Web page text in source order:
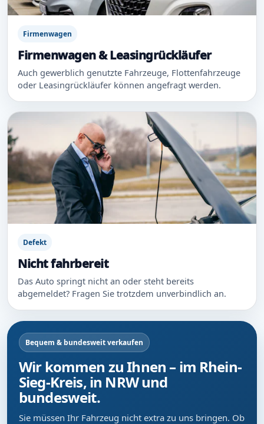
Firmenwagen
Firmenwagen & Leasingrückläufer
Auch gewerblich genutzte Fahrzeuge, Flottenfahrzeuge
oder Leasingrückläufer können angefragt werden.
Defekt
Nicht fahrbereit
Das Auto springt nicht an oder steht bereits
abgemeldet? Fragen Sie trotzdem unverbindlich an.
Bequem & bundesweit verkaufen
Wir kommen zu Ihnen – im Rhein-
Sieg-Kreis, in NRW und
bundesweit.
Sie müssen Ihr Fahrzeug nicht extra zu uns bringen. Ob